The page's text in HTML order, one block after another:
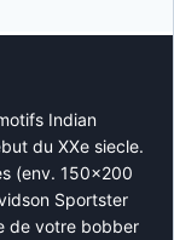
Indian
du XXe siecle.
(env. 150×200
Sportster
de votre bobber